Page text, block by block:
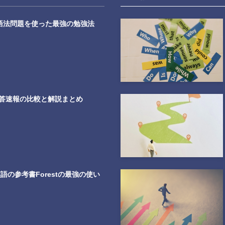
法問題を使った最強の勉強法
速報の比較と解説まとめ
の参考書Forestの最強の使い